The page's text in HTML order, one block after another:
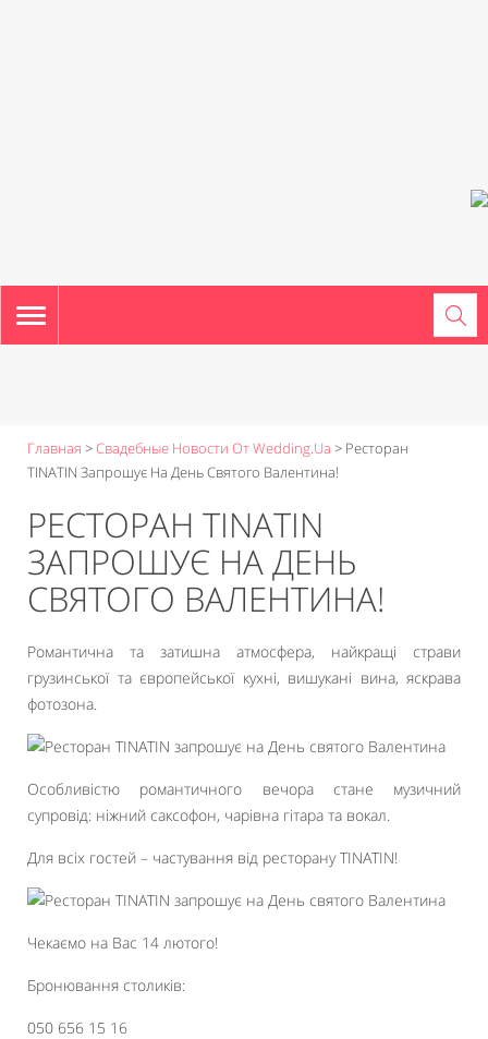
TOGGLE
NAVIGATION
Главная >Свадебные Новости От Wedding.ua > Ресторан
TINATIN Запрошує На День Святого Валентина!
РЕСТОРАН TINATIN
ЗАПРОШУЄ НА ДЕНЬ
СВЯТОГО ВАЛЕНТИНА!
Романтична та затишна атмосфера, найкращі страви
грузинської та європейської кухні, вишукані вина, яскрава
фотозона.
Особливістю романтичного вечора стане музичний
супровід: ніжний саксофон, чарівна гітара та вокал.
Для всіх гостей – частування від ресторану TINATIN!
Чекаємо на Вас 14 лютого!
Бронювання столиків:
050 656 15 16